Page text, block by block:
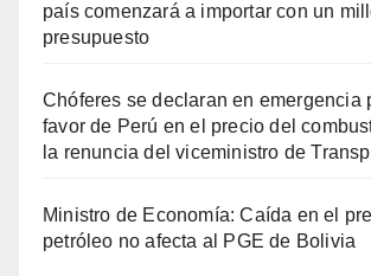
país comenzará a importar con un
presupuesto
Chóferes se declaran en emergencia
favor de Perú en el precio del
la renuncia del viceministro de
Ministro de Economía: Caída en el
petróleo no afecta al PGE de Bolivia